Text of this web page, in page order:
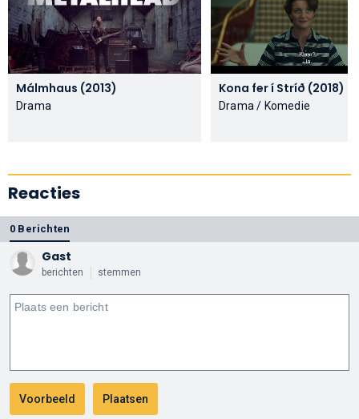
Málmhaus (2013)
Drama
Kona fer í Stríð (2018)
Drama / Komedie
Reacties
0 Berichten
Gast
berichten stemmen